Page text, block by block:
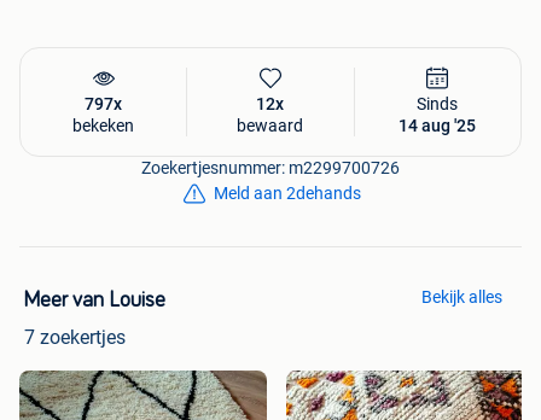
797x
bekeken
12x
bewaard
Sinds
14 aug '25
Zoekertjesnummer: m2299700726
Meld aan 2dehands
Meer van Louise
7 zoekertjes
Bekijk alles